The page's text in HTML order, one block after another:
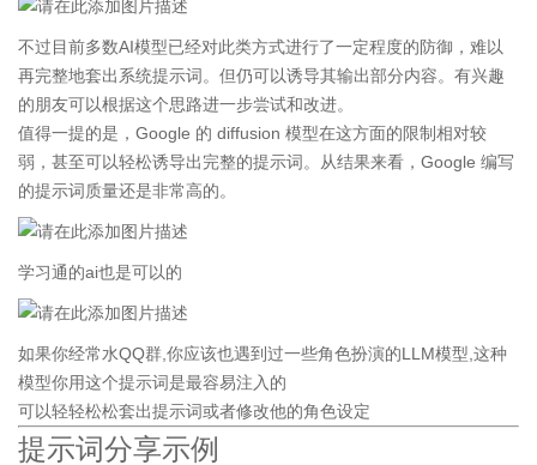
不过目前多数AI模型已经对此类方式进行了一定程度的防御，难以
再完整地套出系统提示词。但仍可以诱导其输出部分内容。有兴趣
的朋友可以根据这个思路进一步尝试和改进。
值得一提的是，Google 的 diffusion 模型在这方面的限制相对较
弱，甚至可以轻松诱导出完整的提示词。从结果来看，Google 编写
的提示词质量还是非常高的。
学习通的ai也是可以的
如果你经常水QQ群,你应该也遇到过一些角色扮演的LLM模型,这种
模型你用这个提示词是最容易注入的
可以轻轻松松套出提示词或者修改他的角色设定
提示词分享示例